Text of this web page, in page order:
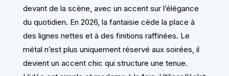
devant de la scène, avec un accent sur l’élégance
du quotidien. En 2026, la fantaisie cède la place à
des lignes nettes et à des finitions raffinées. Le
métal n’est plus uniquement réservé aux soirées, il
devient un accent chic qui structure une tenue.